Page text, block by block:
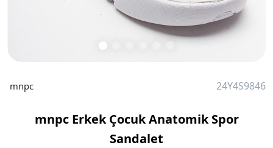
mnpc 24Y4S9846
mnpc Erkek Çocuk Anatomik Spor
Sandalet